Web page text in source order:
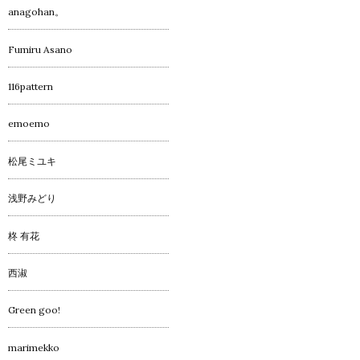
anagohan。
Fumiru Asano
116pattern
emoemo
松尾ミユキ
浅野みどり
柊 有花
西淑
Green goo!
marimekko